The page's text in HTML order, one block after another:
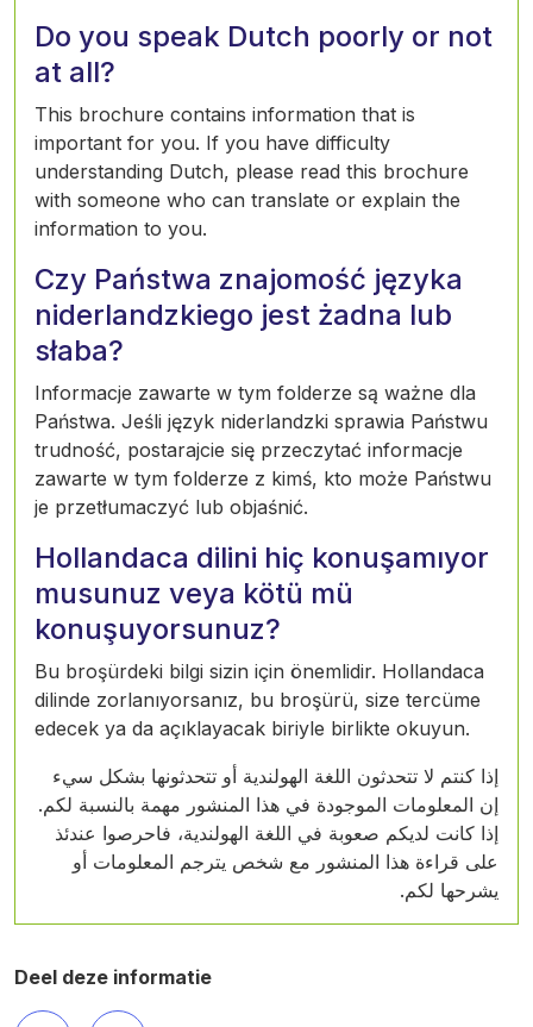
Do you speak Dutch poorly or not
at all?
This brochure contains information that is
important for you. If you have difficulty
understanding Dutch, please read this brochure
with someone who can translate or explain the
information to you.
Czy Państwa znajomość języka
niderlandzkiego jest żadna lub
słaba?
Informacje zawarte w tym folderze są ważne dla
Państwa. Jeśli język niderlandzki sprawia Państwu
trudność, postarajcie się przeczytać informacje
zawarte w tym folderze z kimś, kto może Państwu
je przetłumaczyć lub objaśnić.
Hollandaca dilini hiç konuşamıyor
musunuz veya kötü mü
konuşuyorsunuz?
Bu broşürdeki bilgi sizin için önemlidir. Hollandaca
dilinde zorlanıyorsanız, bu broşürü, size tercüme
edecek ya da açıklayacak biriyle birlikte okuyun.
إذا كنتم لا تتحدثون اللغة الهولندية أو تتحدثونها بشكل سيء
إن المعلومات الموجودة في هذا المنشور مهمة بالنسبة لكم.
إذا كانت لديكم صعوبة في اللغة الهولندية، فاحرصوا عندئذ
على قراءة هذا المنشور مع شخص يترجم المعلومات أو
يشرحها لكم.
Deel deze informatie